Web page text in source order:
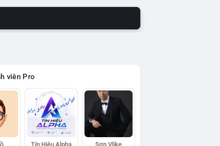
viên Pro
Tín Hiệu Alpha Sơn Vlike